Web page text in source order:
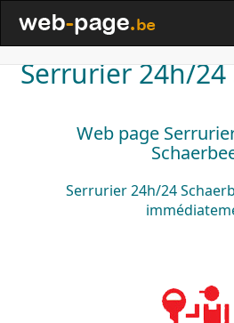
Serrurier 24h/24
Web page
Serrurier 24h/24